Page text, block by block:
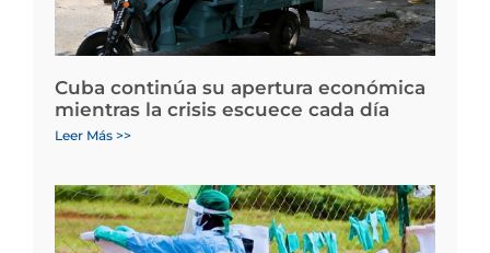
Cuba continúa su apertura económica
mientras la crisis escuece cada día
Leer Más >>